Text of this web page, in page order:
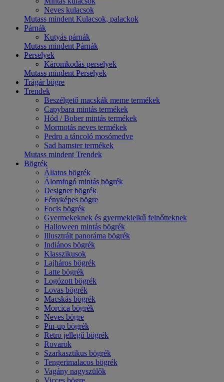
Neves kulacsok
Mutass mindent Kulacsok, palackok
Párnák
Kutyás párnák
Mutass mindent Párnák
Perselyek
Káromkodás perselyek
Mutass mindent Perselyek
Trágár bögre
Trendek
Beszélgető macskák meme termékek
Capybara mintás termékek
Hód / Bober mintás termékek
Mormotás neves termékek
Pedro a táncoló mosómedve
Sad hamster termékek
Mutass mindent Trendek
Bögrék
Állatos bögrék
Álomfogó mintás bögrék
Designer bögrék
Fényképes bögre
Focis bögrék
Gyermekeknek és gyermeklelkű felnőtteknek
Halloween mintás bögrék
Illusztrált panoráma bögrék
Indiános bögrék
Klasszikusok
Lajháros bögrék
Latte bögrék
Logózott bögrék
Lovas bögrék
Macskás bögrék
Morcica bögrék
Neves bögre
Pin-up bögrék
Retro jellegű bögrék
Rovarok
Szarkasztikus bögrék
Tengerimalacos bögrék
Vagány nagyszülők
Vicces bögre